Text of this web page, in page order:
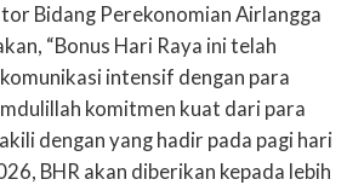
Bidang Perekonomian Airlangga
, “Bonus Hari Raya ini telah
intensif dengan para
komitmen kuat dari para
dengan yang hadir pada pagi hari
BHR akan diberikan kepada lebih